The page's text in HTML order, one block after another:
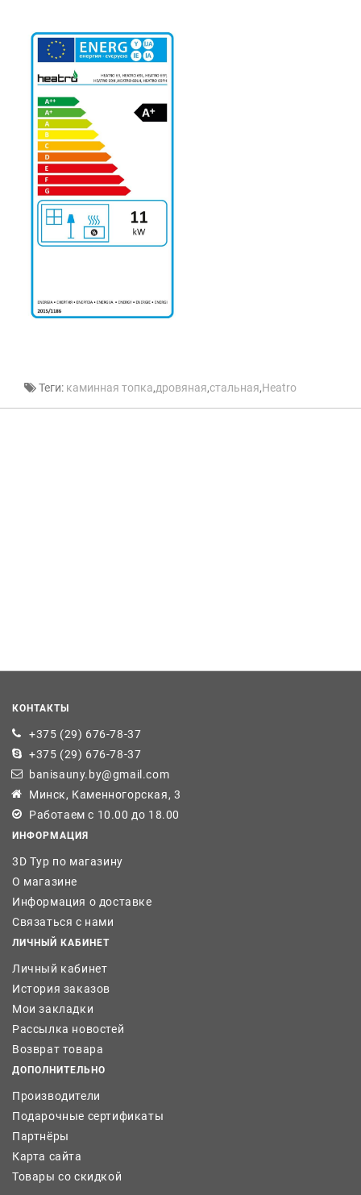
Теги: каминная топка,дровяная,стальная,Heatro
КОНТАКТЫ
+375 (29) 676-78-37
+375 (29) 676-78-37
banisauny.by@gmail.com
Минск, Каменногорская, 3
Работаем с 10.00 до 18.00
ИНФОРМАЦИЯ
3D Тур по магазину
О магазине
Информация о доставке
Связаться с нами
ЛИЧНЫЙ КАБИНЕТ
Личный кабинет
История заказов
Мои закладки
Рассылка новостей
Возврат товара
ДОПОЛНИТЕЛЬНО
Производители
Подарочные сертификаты
Партнёры
Карта сайта
Товары со скидкой